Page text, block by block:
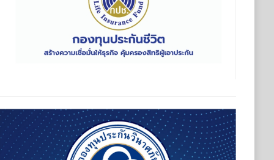
ทุนประกันวินาศภัย (กปว.) ประกาศเปิดรับสมัครบุคคลเพื่อตัดเลือ
กันวินาศภัย